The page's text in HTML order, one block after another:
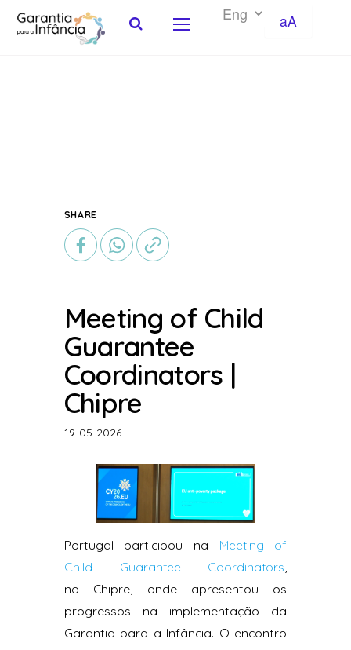
aA
SHARE
Meeting of Child
Guarantee
Coordinators |
Chipre
19-05-2026
Portugal participou na Meeting of
Child Guarantee Coordinators
no Chipre, onde apresentou os
progressos na implementação da
Garantia para a Infância. O encontro